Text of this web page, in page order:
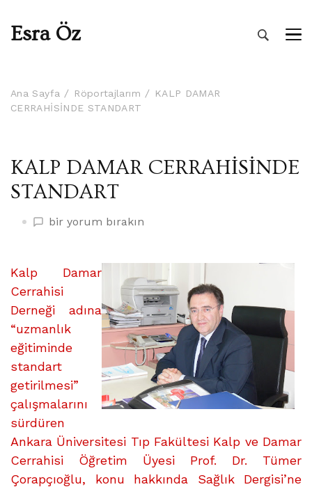
Esra Öz
Ana Sayfa Röportajlarım
KALP DAMAR
CERRAHİSİNDE STANDART
KALP DAMAR CERRAHİSİNDE
STANDART
KALP
STANDART
üzerine
bir yorum bırakın
Kalp Damar
Cerrahisi
Derneği adına
“uzmanlık
eğitiminde
standart
getirilmesi”
çalışmalarını
sürdüren
Ankara Üniversitesi Tıp Fakültesi Kalp ve Damar
Cerrahisi Öğretim Üyesi Prof. Dr. Tümer
Çorapçıoğlu, konu hakkında Sağlık Dergisi’ne